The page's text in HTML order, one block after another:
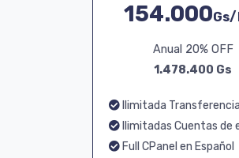
154.000Gs/
Anual 20% OFF
1.478.400 Gs
Ilimitada Transferencia
Ilimitadas Cuentas de
Full CPanel en Español